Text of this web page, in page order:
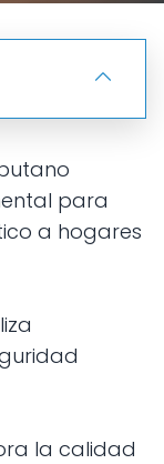
para
a hogares
la calidad